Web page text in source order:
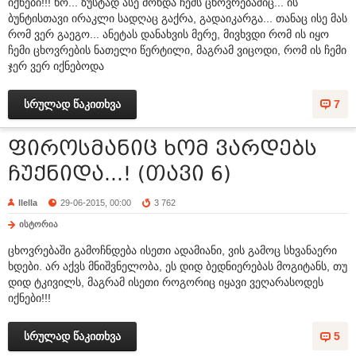
ბუნტისთავი ირაკლი სადღაც გაქრა, გადაიკარგა... თანაც ისე მას
რომ ვერ გაეგო... ანეტას დანახვის მერე, მივხვდი რომ ის იყო
ჩემი ცხოვრების ნათელი წერტილი, მაგრამ ვიცოდი, რომ ის ჩემი
ჯერ ვერ იქნებოდა
7
სრულად წაკითხვა
ფიროსმანიც ხომ ვარდებს
ჩუქნიდა...! (თავი 6)
llella 29-06-2015, 00:00 3 762
ისტორია
ცხოვრებაში გამოჩნდება ისეთი ადამიანი, ვის გამოც სხვანაერი
ხდები. არ აქვს მნიშვნელობა, ეს დიდ ბედნიერებას მოგიტანს, თუ
დიდ ტკივილს, მაგრამ ისეთი როგორიც იყავი ვეღარასოდეს
იქნები!!!
5
სრულად წაკითხვა